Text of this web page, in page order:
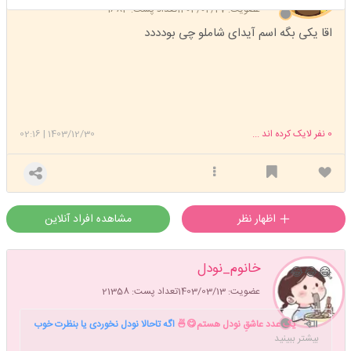
عضویت: 1403/04/27 تعداد پست: 1683
اقا یکی بگه اسم آیدای شاملو چی بودددد
1403/12/30
|
02:16 0 نفر لایک کرده اند ...
مشاهده افراد آنلاین
خانوم_نودل
عضویت: 1403/03/13 تعداد پست: 21358
😂😂😂
یک عدد عاشقِ نودل هستم😋🍜 اگه تاحالا نودل نخوردی یا بنظرت خوب
درست نکردی بگو دستورشو برات بفرستم🤗💙
بیشتر ببینید